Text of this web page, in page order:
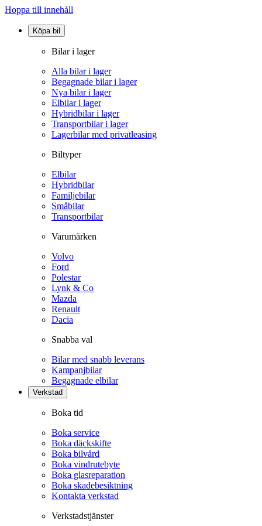
Hoppa till innehåll
Köpa bil
Bilar i lager
Alla bilar i lager
Begagnade bilar i lager
Nya bilar i lager
Elbilar i lager
Hybridbilar i lager
Transportbilar i lager
Lagerbilar med privatleasing
Biltyper
Elbilar
Hybridbilar
Familjebilar
Småbilar
Transportbilar
Varumärken
Volvo
Ford
Polestar
Lynk & Co
Mazda
Renault
Dacia
Snabba val
Bilar med snabb leverans
Kampanjbilar
Begagnade elbilar
Verkstad
Boka tid
Boka service
Boka däckskifte
Boka bilvård
Boka vindrutebyte
Boka glasreparation
Boka skadebesiktning
Kontakta verkstad
Verkstadstjänster